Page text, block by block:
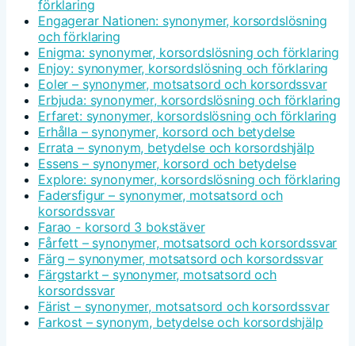
förklaring
Engagerar Nationen: synonymer, korsordslösning
och förklaring
Enigma: synonymer, korsordslösning och förklaring
Enjoy: synonymer, korsordslösning och förklaring
Eoler – synonymer, motsatsord och korsordssvar
Erbjuda: synonymer, korsordslösning och förklaring
Erfaret: synonymer, korsordslösning och förklaring
Erhålla – synonymer, korsord och betydelse
Errata – synonym, betydelse och korsordshjälp
Essens – synonymer, korsord och betydelse
Explore: synonymer, korsordslösning och förklaring
Fadersfigur – synonymer, motsatsord och
korsordssvar
Farao - korsord 3 bokstäver
Fårfett – synonymer, motsatsord och korsordssvar
Färg – synonymer, motsatsord och korsordssvar
Färgstarkt – synonymer, motsatsord och
korsordssvar
Färist – synonymer, motsatsord och korsordssvar
Farkost – synonym, betydelse och korsordshjälp